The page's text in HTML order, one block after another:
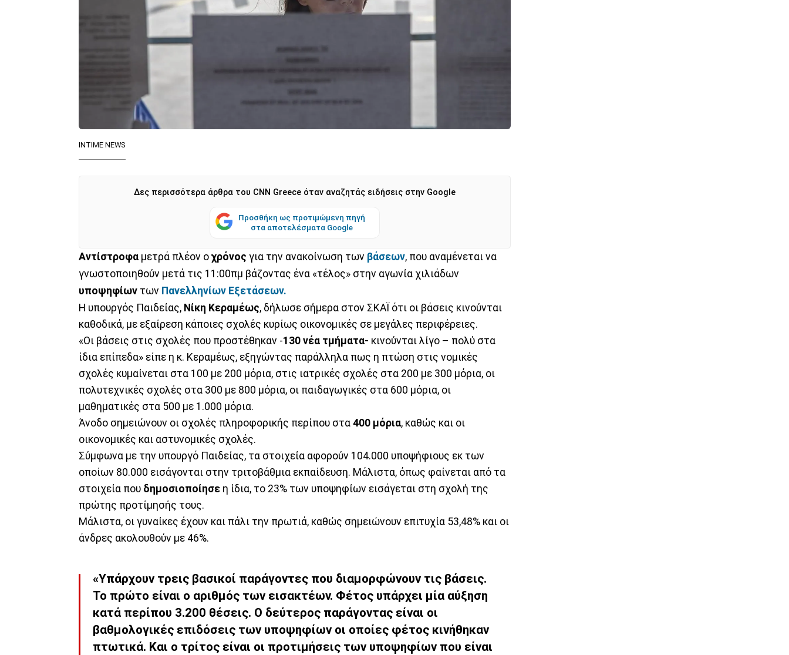
ΙΝΤΙΜΕ NEWS
Δες περισσότερα άρθρα του CNN Greece όταν αναζητάς ειδήσεις στην Google
Προσθήκη ως προτιμώμενη πηγή
στα αποτελέσματα Google
Αντίστροφα μετρά πλέον ο χρόνος για την ανακοίνωση των βάσεων, που αναμένεται να
γνωστοποιηθούν μετά τις 11:00πμ βάζοντας ένα «τέλος» στην αγωνία χιλιάδων
υποψηφίων των Πανελληνίων Εξετάσεων.
Η υπουργός Παιδείας, Νίκη Κεραμέως, δήλωσε σήμερα στον ΣΚΑΪ ότι οι βάσεις κινούνται
καθοδικά, με εξαίρεση κάποιες σχολές κυρίως οικονομικές σε μεγάλες περιφέρειες.
«Οι βάσεις στις σχολές που προστέθηκαν -130 νέα τμήματα- κινούνται λίγο – πολύ στα
ίδια επίπεδα» είπε η κ. Κεραμέως, εξηγώντας παράλληλα πως η πτώση στις νομικές
σχολές κυμαίνεται στα 100 με 200 μόρια, στις ιατρικές σχολές στα 200 με 300 μόρια, οι
πολυτεχνικές σχολές στα 300 με 800 μόρια, οι παιδαγωγικές στα 600 μόρια, οι
μαθηματικές στα 500 με 1.000 μόρια.
Άνοδο σημειώνουν οι σχολές πληροφορικής περίπου στα 400 μόρια, καθώς και οι
οικονομικές και αστυνομικές σχολές.
Σύμφωνα με την υπουργό Παιδείας, τα στοιχεία αφορούν 104.000 υποψήφιους εκ των
οποίων 80.000 εισάγονται στην τριτοβάθμια εκπαίδευση. Μάλιστα, όπως φαίνεται από τα
στοιχεία που δημοσιοποίησε η ίδια, το 23% των υποψηφίων εισάγεται στη σχολή της
πρώτης προτίμησής τους.
Μάλιστα, οι γυναίκες έχουν και πάλι την πρωτιά, καθώς σημειώνουν επιτυχία 53,48% και οι
άνδρες ακολουθούν με 46%.
«Υπάρχουν τρεις βασικοί παράγοντες που διαμορφώνουν τις βάσεις.
Το πρώτο είναι ο αριθμός των εισακτέων. Φέτος υπάρχει μία αύξηση
κατά περίπου 3.200 θέσεις. Ο δεύτερος παράγοντας είναι οι
βαθμολογικές επιδόσεις των υποψηφίων οι οποίες φέτος κινήθηκαν
πτωτικά. Και ο τρίτος είναι οι προτιμήσεις των υποψηφίων που είναι